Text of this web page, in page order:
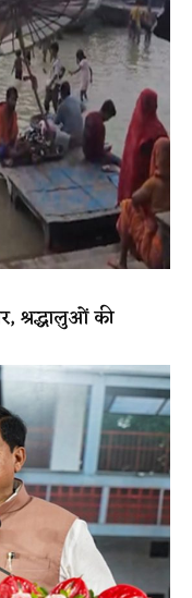
श्रद्धालुओं की